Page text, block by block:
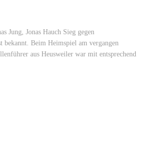
Jung, Jonas Hauch Sieg gegen
bekannt. Beim Heimspiel am vergangen
aus Heusweiler war mit entsprechend